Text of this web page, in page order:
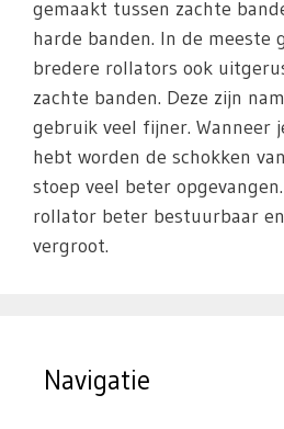
gemaakt tussen zachte
harde banden. In de meeste
bredere rollators ook
zachte banden. Deze zijn
gebruik veel fijner. Wanneer
hebt worden de schokken
stoep veel beter
rollator beter bestuurbaar
vergroot.
Navigatie